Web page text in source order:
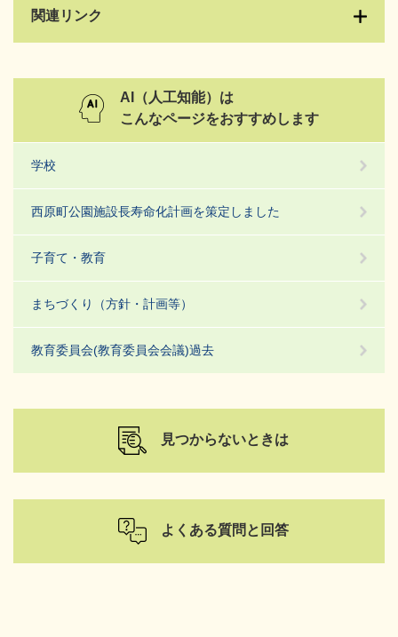
関連リンク
AI（人工知能）は
こんなページをおすすめします
学校
西原町公園施設長寿命化計画を策定しました
子育て・教育
まちづくり（方針・計画等）
教育委員会(教育委員会会議)過去
見つからないときは
よくある質問と回答